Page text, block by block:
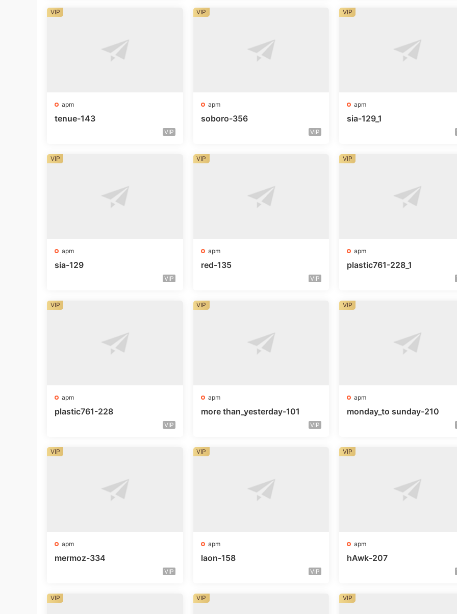
apm
tenue-143
VIP
VIP
apm
soboro-356
VIP
VIP
apm
sia-129_1
VIP
apm
sia-129
VIP
VIP
apm
red-135
VIP
VIP
apm
plastic761-228_1
VIP
apm
plastic761-228
VIP
VIP
apm
more than_yesterday-101
VIP
VIP
apm
monday_to sunday-210
VIP
apm
mermoz-334
VIP
VIP
apm
laon-158
VIP
VIP
apm
hAwk-207
VIP
VIP VIP VIP